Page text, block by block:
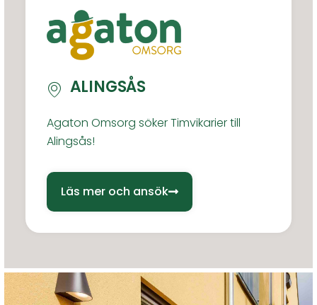
ALINGSÅS
Agaton Omsorg söker Timvikarier till
Alingsås!
Läs mer och ansök